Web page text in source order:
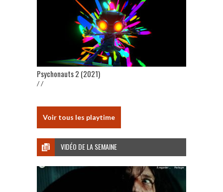
Psychonauts 2 (2021)
/ /
Voir tous les playtime
VIDÉO DE LA SEMAINE